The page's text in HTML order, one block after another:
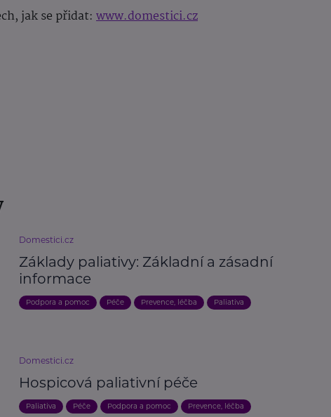
jak se přidat: www.domestici.cz
Domestici.cz
Základy paliativy: Základní a zásadní
informace
Podpora a pomoc Péče Prevence, léčba Paliativa
Domestici.cz
Hospicová paliativní péče
Paliativa Péče Podpora a pomoc Prevence, léčba